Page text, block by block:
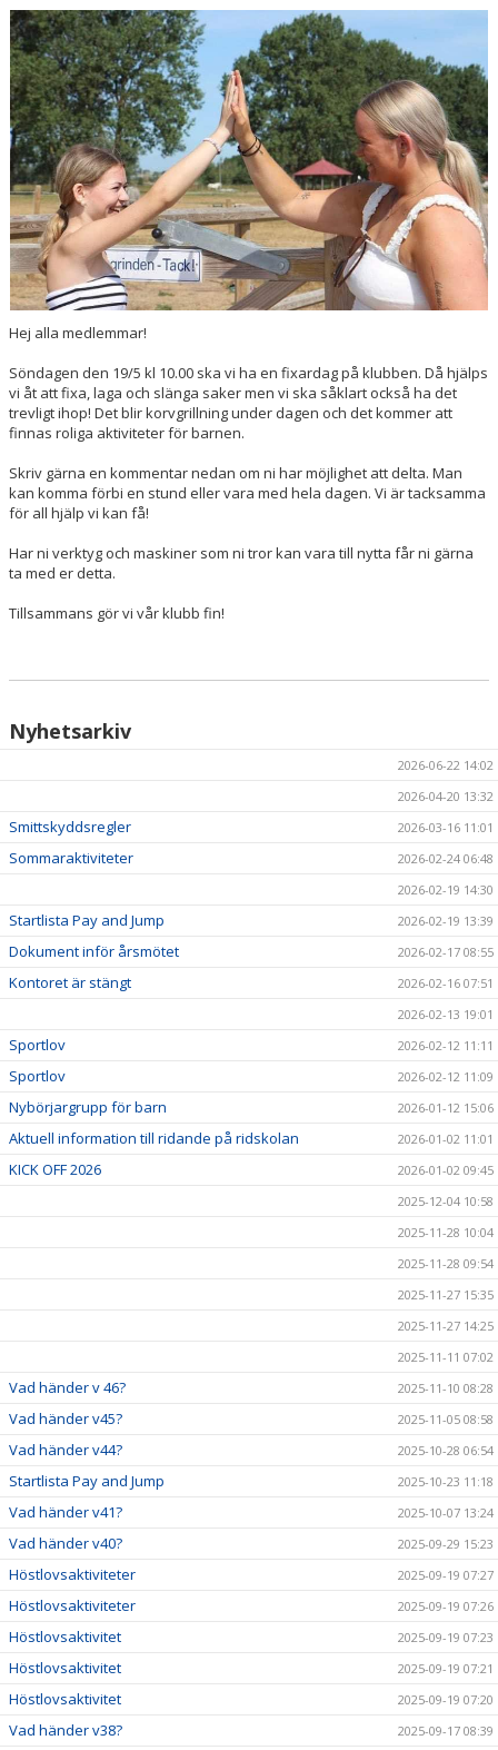
HÄSTAR
KALENDER
Hej alla medlemmar!
Söndagen den 19/5 kl 10.00 ska vi ha en fixardag på klubben. Då hjälps
vi åt att fixa, laga och slänga saker men vi ska såklart också ha det
trevligt ihop! Det blir korvgrillning under dagen och det kommer att
finnas roliga aktiviteter för barnen.
Skriv gärna en kommentar nedan om ni har möjlighet att delta. Man
kan komma förbi en stund eller vara med hela dagen. Vi är tacksamma
för all hjälp vi kan få!
Har ni verktyg och maskiner som ni tror kan vara till nytta får ni gärna
ta med er detta.
Tillsammans gör vi vår klubb fin!
Nyhetsarkiv
2026-06-22 14:02
2026-04-20 13:32
Smittskyddsregler 2026-03-16 11:01
Sommaraktiviteter
2026-02-24 06:48
2026-02-19 14:30
Startlista Pay and Jump 2026-02-19 13:39
Dokument inför årsmötet 2026-02-17 08:55
Kontoret är stängt
2026-02-16 07:51
2026-02-13 19:01
Sportlov 2026-02-12 11:11
Sportlov 2026-02-12 11:09
Nybörjargrupp för barn 2026-01-12 15:06
Aktuell information till ridande på ridskolan 2026-01-02 11:01
KICK OFF 2026
2026-01-02 09:45
2025-12-04 10:58
2025-11-28 10:04
2025-11-28 09:54
2025-11-27 15:35
2025-11-27 14:25
2025-11-11 07:02
Vad händer v 46? 2025-11-10 08:28
Vad händer v45? 2025-11-05 08:58
Vad händer v44? 2025-10-28 06:54
Startlista Pay and Jump 2025-10-23 11:18
Vad händer v41? 2025-10-07 13:24
Vad händer v40? 2025-09-29 15:23
Höstlovsaktiviteter 2025-09-19 07:27
Höstlovsaktiviteter 2025-09-19 07:26
Höstlovsaktivitet 2025-09-19 07:23
Höstlovsaktivitet 2025-09-19 07:21
Höstlovsaktivitet 2025-09-19 07:20
Vad händer v38? 2025-09-17 08:39